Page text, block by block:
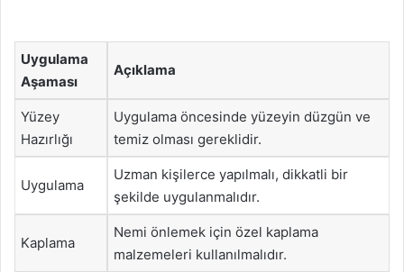
Uygulama
Aşaması
Açıklama
Yüzey
Hazırlığı
Uygulama öncesinde yüzeyin düzgün ve
temiz olması gereklidir.
Uygulama
Uzman kişilerce yapılmalı, dikkatli bir
şekilde uygulanmalıdır.
Kaplama
Nemi önlemek için özel kaplama
malzemeleri kullanılmalıdır.